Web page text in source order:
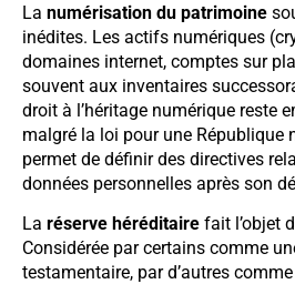
La numérisation du patrimoine
inédites. Les actifs numériques
domaines internet, comptes sur
souvent aux inventaires
droit à l’héritage numérique reste
malgré la loi pour une République
permet de définir des directives
données personnelles après son
La réserve héréditaire fait l’objet
Considérée par certains comme
testamentaire, par d’autres